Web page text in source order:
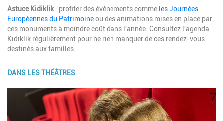
Astuce Kidiklik: profiter des évènements comme les Journées
Européennes du Patrimoineou des animations mises en place par
ces monuments à moindre coût dans l'année. Consultez l'agenda
Kidiklik régulièrement pour ne rien manquer de ces rendez-vous
destinés aux familles.
DANS LES THÉÂTRES
Image